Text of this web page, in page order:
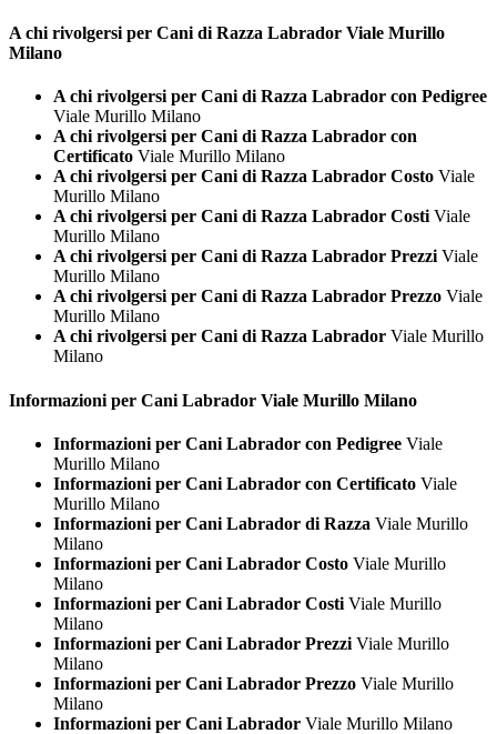
A chi rivolgersi per Cani di Razza Labrador Viale Murillo
Milano
A chi rivolgersi per Cani di Razza Labrador con Pedigree
Viale Murillo Milano
A chi rivolgersi per Cani di Razza Labrador con
Certificato Viale Murillo Milano
A chi rivolgersi per Cani di Razza Labrador Costo Viale
Murillo Milano
A chi rivolgersi per Cani di Razza Labrador CostiViale
Murillo Milano
A chi rivolgersi per Cani di Razza Labrador PrezziViale
Murillo Milano
A chi rivolgersi per Cani di Razza Labrador Prezzo Viale
Murillo Milano
A chi rivolgersi per Cani di Razza Labrador Viale Murillo
Milano
Informazioni per Cani Labrador Viale Murillo Milano
Informazioni per Cani Labrador con Pedigree Viale
Murillo Milano
Informazioni per Cani Labrador con Certificato Viale
Murillo Milano
Informazioni per Cani Labrador di Razza Viale Murillo
Milano
Informazioni per Cani Labrador Costo Viale Murillo
Milano
Informazioni per Cani Labrador Costi Viale Murillo
Milano
Informazioni per Cani Labrador Prezzi Viale Murillo
Milano
Informazioni per Cani Labrador Prezzo Viale Murillo
Milano
Informazioni per Cani Labrador Viale Murillo Milano